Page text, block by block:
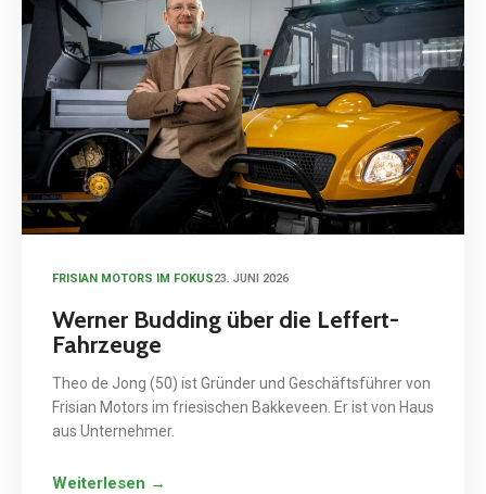
FRISIAN MOTORS IM FOKUS23. JUNI 2026
Werner Budding über die Leffert-
Fahrzeuge
Theo de Jong (50) ist Gründer und Geschäftsführer von
Frisian Motors im friesischen Bakkeveen. Er ist von Haus
aus Unternehmer.
Weiterlesen →